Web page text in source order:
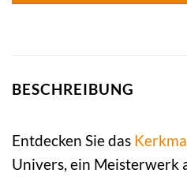
BESCHREIBUNG
Entdecken Sie das
Univers, ein Meisterwerk